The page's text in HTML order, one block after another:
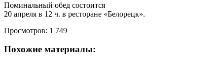
Поминальный обед состоится
20 апреля в 12 ч. в ресторане «Белорецк».
Просмотров: 1 749
Похожие материалы: